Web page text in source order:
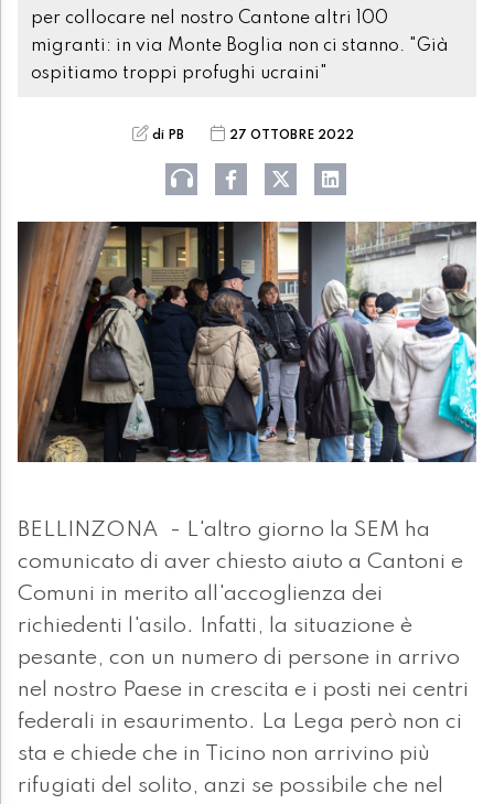
per collocare nel nostro Cantone altri 100
migranti: in via Monte Boglia non ci stanno. "Già
ospitiamo troppi profughi ucraini"
di PB 27 OTTOBRE 2022
BELLINZONA - L'altro giorno la SEM ha
comunicato di aver chiesto aiuto a Cantoni e
Comuni in merito all'accoglienza dei
richiedenti l'asilo. Infatti, la situazione è
pesante, con un numero di persone in arrivo
nel nostro Paese in crescita e i posti nei centri
federali in esaurimento. La Lega però non ci
sta e chiede che in Ticino non arrivino più
rifugiati del solito, anzi se possibile che nel